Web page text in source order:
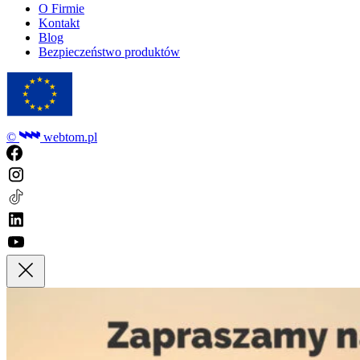
O Firmie
Kontakt
Blog
Bezpieczeństwo produktów
© webtom.pl